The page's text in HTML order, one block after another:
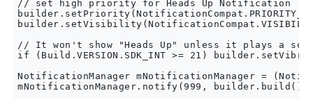
// set high priority for Heads Up Notification
// It won't show "Heads Up" unless it plays a
if (Build.VERSION.SDK_INT >= 21)
NotificationManager mNotificationManager =